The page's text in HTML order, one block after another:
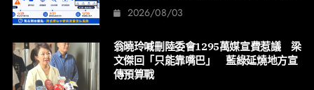
2026/08/03
翁曉玲喊刪陸委會1295萬媒宣費惹議 梁
文傑回「只能靠嘴巴」 藍綠延燒地方宣
傳預算戰